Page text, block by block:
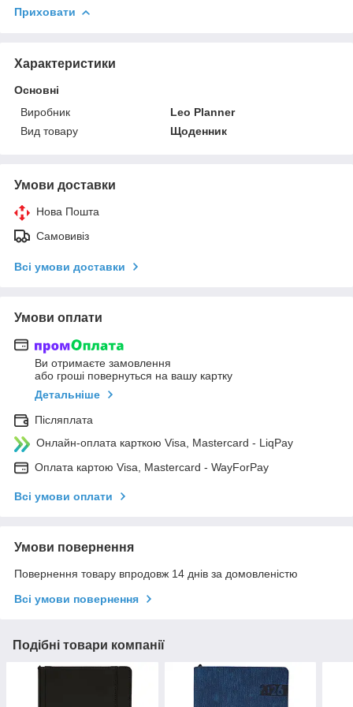
Приховати
Характеристики
Основні
Виробник
Leo Planner
Вид товару
Щоденник
Умови доставки
Нова Пошта
Самовивіз
Всі умови доставки
Умови оплати
Ви отримаєте замовлення
або гроші повернуться на вашу картку
Детальніше
Післяплата
Онлайн-оплата карткою Visa, Mastercard - LiqPay
Оплата картою Visa, Mastercard - WayForPay
Всі умови оплати
Умови повернення
Повернення товару впродовж 14 днів за домовленістю
Всі умови повернення
Подібні товари компанії